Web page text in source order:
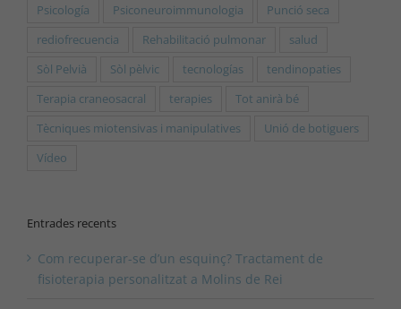
Psicología
Psiconeuroimmunologia
Punció seca
rediofrecuencia
Rehabilitació pulmonar
salud
Sòl Pelvià
Sòl pèlvic tecnologías
tendinopaties
Terapia craneosacral
terapies
Tot anirà bé
Tècniques miotensivas i manipulatives
Unió de botiguers
Vídeo
Entrades recents
Com recuperar-se d’un esquinç? Tractament de
fisioterapia personalitzat a Molins de Rei